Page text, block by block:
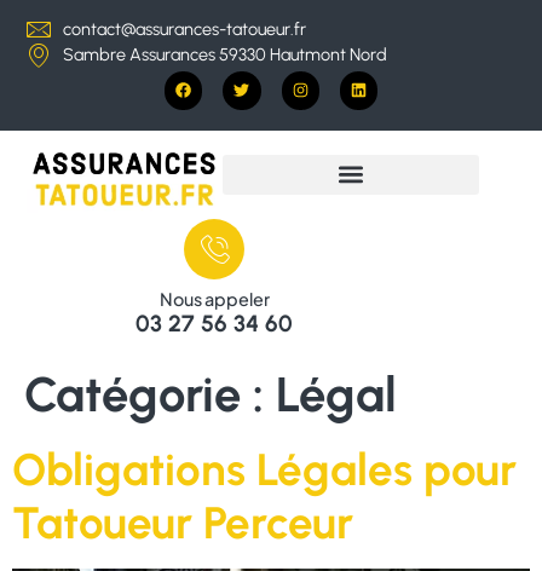
contact@assurances-tatoueur.fr
Sambre Assurances 59330 Hautmont Nord
Nous appeler
03 27 56 34 60
Catégorie : Légal
Obligations Légales pour
Tatoueur Perceur